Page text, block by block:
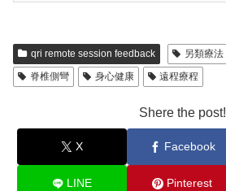
qri remote session feedback 另類療法
脊椎側彎
身心健康 遠程療程
Shere the post!
X Facebook
LINE Pinterest